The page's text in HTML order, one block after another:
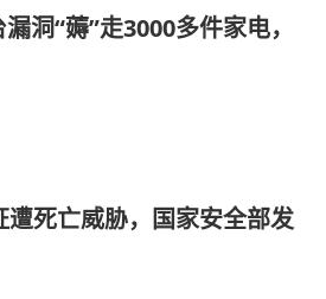
洞“薅”走3000多件家电，
死亡威胁，国家安全部发